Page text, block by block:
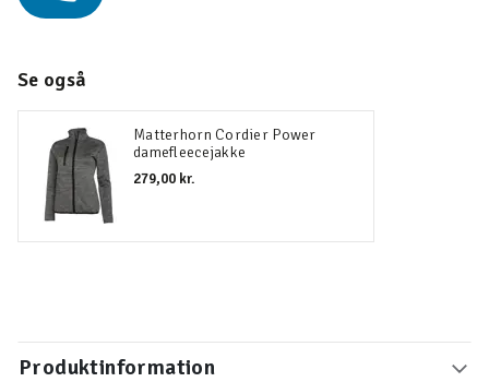
Se også
Matterhorn Cordier Power
damefleecejakke
279,00 kr.
Produktinformation